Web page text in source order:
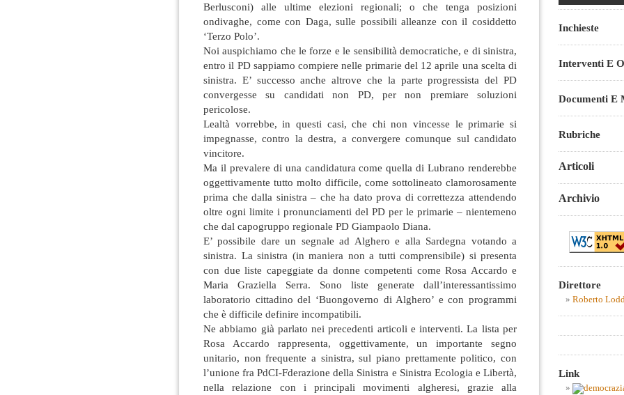
Berlusconi) alle ultime elezioni regionali; o che tenga posizioni
ondivaghe, come con Daga, sulle possibili alleanze con il cosiddetto
‘Terzo Polo’.
Noi auspichiamo che le forze e le sensibilità democratiche, e di sinistra,
entro il PD sappiamo compiere nelle primarie del 12 aprile una scelta di
sinistra. E’ successo anche altrove che la parte progressista del PD
convergesse su candidati non PD, per non premiare soluzioni
pericolose.
Lealtà vorrebbe, in questi casi, che chi non vincesse le primarie si
impegnasse, contro la destra, a convergere comunque sul candidato
vincitore.
Ma il prevalere di una candidatura come quella di Lubrano renderebbe
oggettivamente tutto molto difficile, come sottolineato clamorosamente
prima che dalla sinistra – che ha dato prova di correttezza attendendo
oltre ogni limite i pronunciamenti del PD per le primarie – nientemeno
che dal capogruppo regionale PD Giampaolo Diana.
E’ possibile dare un segnale ad Alghero e alla Sardegna votando a
sinistra. La sinistra (in maniera non a tutti comprensibile) si presenta
con due liste capeggiate da donne competenti come Rosa Accardo e
Maria Graziella Serra. Sono liste generate dall’interessantissimo
laboratorio cittadino del ‘Buongoverno di Alghero’ e con programmi
che è difficile definire incompatibili.
Ne abbiamo già parlato nei precedenti articoli e interventi. La lista per
Rosa Accardo rappresenta, oggettivamente, un importante segno
unitario, non frequente a sinistra, sul piano prettamente politico, con
l’unione fra PdCI-Fderazione della Sinistra e Sinistra Ecologia e Libertà,
nella relazione con i principali movimenti algheresi, grazie alla
Inchieste
Interventi E
Documenti E
Rubriche
Articoli
Archivio
Direttore
Roberto
Link